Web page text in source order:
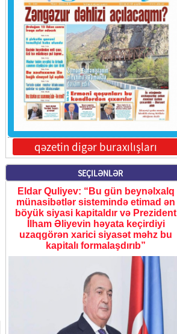
qəzetin digər buraxılışları
SEÇILƏNLƏR
Eldar Quliyev: “Bu gün beynəlxalq
münasibətlər sistemində etimad ən
böyük siyasi kapitaldır və Prezident
İlham Əliyevin həyata keçirdiyi
uzaqgörən xarici siyasət məhz bu
kapitalı formalaşdırıb”